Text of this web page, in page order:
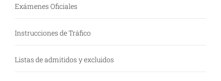
Exámenes Oficiales
Instrucciones de Tráfico
Listas de admitidos y excluidos